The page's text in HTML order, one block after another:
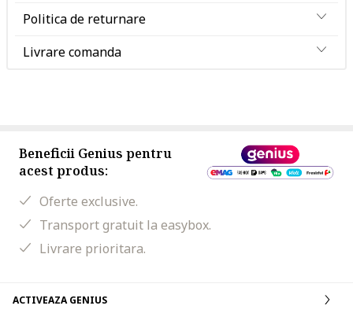
Politica de returnare
Livrare comanda
Beneficii Genius pentru
acest produs:
Oferte exclusive.
Transport gratuit la easybox.
Livrare prioritara.
ACTIVEAZA GENIUS